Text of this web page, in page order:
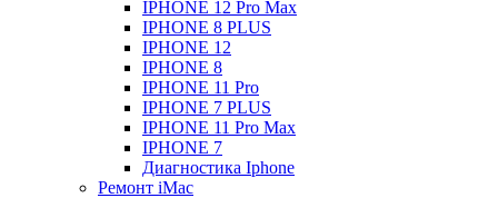
IPHONE 12 Pro Max
IPHONE 8 PLUS
IPHONE 12
IPHONE 8
IPHONE 11 Pro
IPHONE 7 PLUS
IPHONE 11 Pro Max
IPHONE 7
Диагностика Iphone
Ремонт iMac